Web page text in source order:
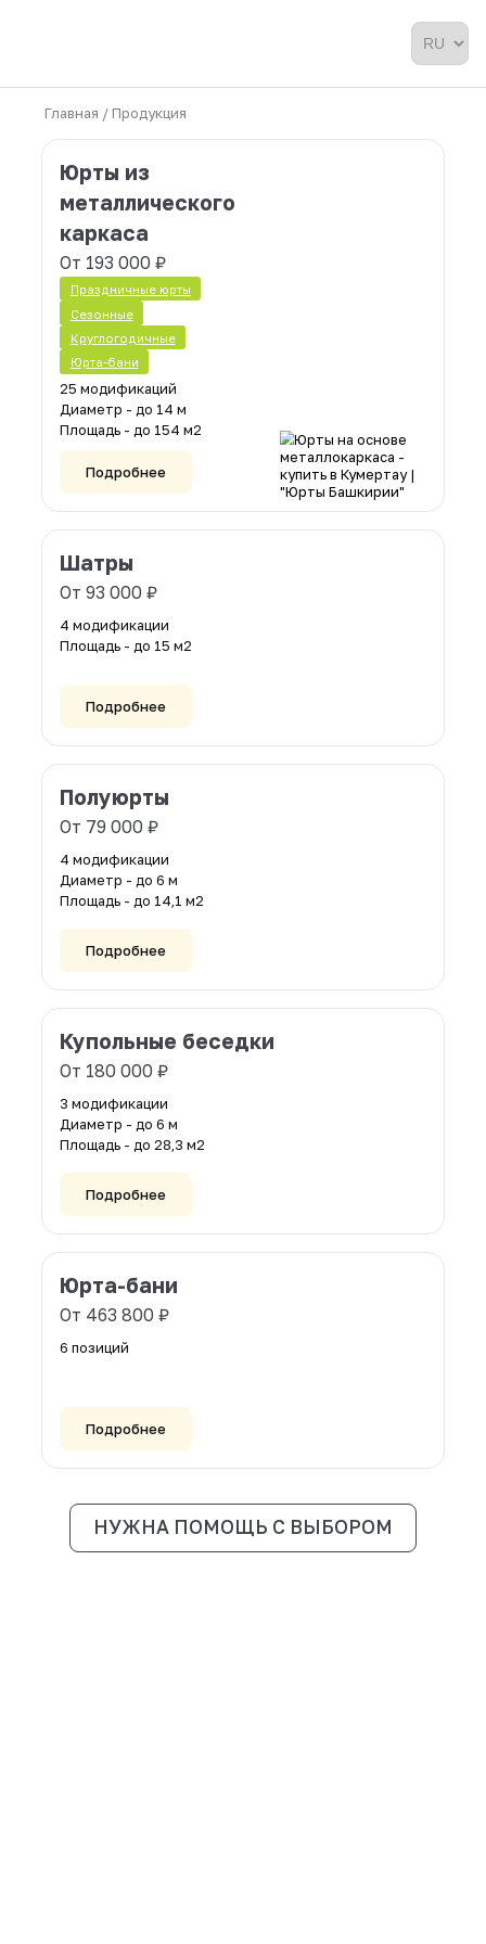
Главная /Продукция
Юрты из
металлического
каркаса
От 193 000 ₽
Праздничные юрты
Cезонные
Круглогодичные
Юрта-бани
25 модификаций
Диаметр - до 14 м
Площадь - до 154 м2
Подробнее
Шатры
От 93 000 ₽
Площадь - до 15 м2
Подробнее
Полуюрты
От 79 000 ₽
4 модификации
Диаметр - до 6 м
Площадь - до 14,1 м2
Подробнее
Купольные беседки
От 180 000 ₽
Диаметр - до 6 м
Площадь - до 28,3 м2